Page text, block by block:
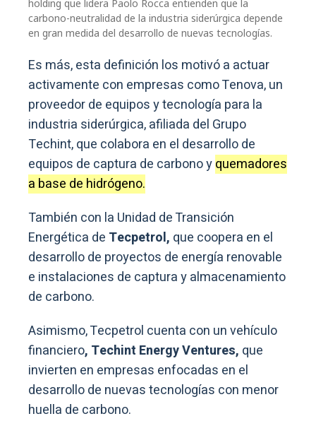
holding que lidera Paolo Rocca entienden que la
carbono-neutralidad de la industria siderúrgica depende
en gran medida del desarrollo de nuevas tecnologías.
Es más, esta definición los motivó a actuar
activamente con empresas como Tenova, un
proveedor de equipos y tecnología para la
industria siderúrgica, afiliada del Grupo
Techint, que colabora en el desarrollo de
equipos de captura de carbono yquemadores
a base de hidrógeno.
También con la Unidad de Transición
Energética de Tecpetrol, que coopera en el
desarrollo de proyectos de energía renovable
e instalaciones de captura y almacenamiento
de carbono.
Asimismo, Tecpetrol cuenta con un vehículo
financiero, Techint Energy Ventures, que
invierten en empresas enfocadas en el
desarrollo de nuevas tecnologías con menor
huella de carbono.